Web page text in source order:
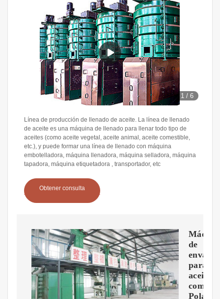
1 /6
Línea de producción de llenado de aceite. La línea de llenado
de aceite es una máquina de llenado para llenar todo tipo de
aceites (como aceite vegetal, aceite animal, aceite comestible,
etc.), y puede formar una línea de llenado con máquina
embotelladora, máquina llenadora, máquina selladora, máquina
tapadora, máquina etiquetadora , transportador, etc
Obtener consulta
de
para
aceite
Polaris